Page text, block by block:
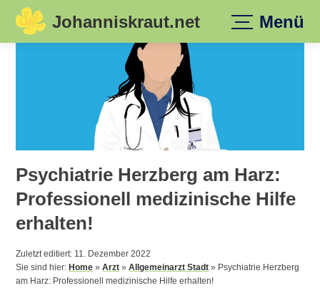
Skip
Johanniskraut.net Menü
Psychiatrie Herzberg am Harz:
Professionell medizinische Hilfe
erhalten!
Zuletzt editiert: 11. Dezember 2022
Sie sind hier:Home »Arzt »Allgemeinarzt Stadt » Psychiatrie Herzberg
am Harz: Professionell medizinische Hilfe erhalten!